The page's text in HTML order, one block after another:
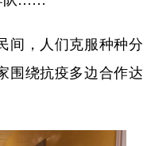
，人们克服种种分
围绕抗疫多边合作达